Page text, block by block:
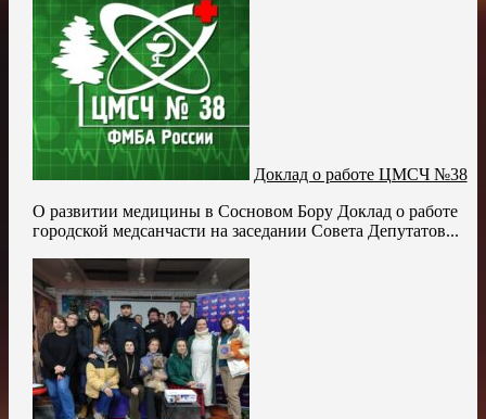
Доклад о работе ЦМСЧ №38
О развитии медицины в Сосновом Бору Доклад о работе
городской медсанчасти на заседании Совета Депутатов...